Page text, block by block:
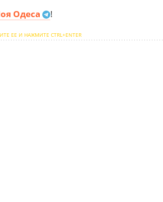
Одеса !
ЕЕ И НАЖМИТЕ CTRL+ENTER